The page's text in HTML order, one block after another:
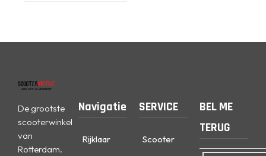
De grootste
scooterwinkel
van
Rotterdam.
Navigatie
Rijklaar
SERVICE
Scooter
BEL ME
TERUG